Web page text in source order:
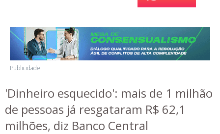
Publicidade
'Dinheiro esquecido': mais de 1 milhão
de pessoas já resgataram R$ 62,1
milhões, diz Banco Central